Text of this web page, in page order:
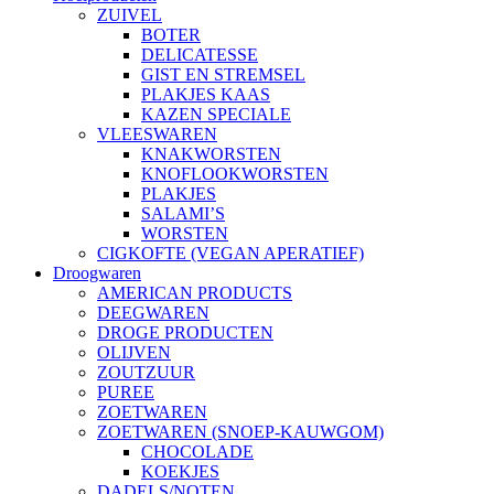
ZUIVEL
BOTER
DELICATESSE
GIST EN STREMSEL
PLAKJES KAAS
KAZEN SPECIALE
VLEESWAREN
KNAKWORSTEN
KNOFLOOKWORSTEN
PLAKJES
SALAMI’S
WORSTEN
CIGKOFTE (VEGAN APERATIEF)
Droogwaren
AMERICAN PRODUCTS
DEEGWAREN
DROGE PRODUCTEN
OLIJVEN
ZOUTZUUR
PUREE
ZOETWAREN
ZOETWAREN (SNOEP-KAUWGOM)
CHOCOLADE
KOEKJES